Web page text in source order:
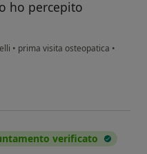
ho percepito
• prima visita osteopatica •
verificato